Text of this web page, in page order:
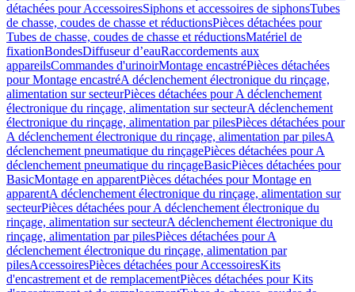
détachées pour AccessoiresSiphons et accessoires de siphonsTubes
de chasse, coudes de chasse et réductionsPièces détachées pour
Tubes de chasse, coudes de chasse et réductionsMatériel de
fixationBondesDiffuseur d’eauRaccordements aux
appareilsCommandes d'urinoirMontage encastréPièces détachées
pour Montage encastréA déclenchement électronique du rinçage,
alimentation sur secteurPièces détachées pour A déclenchement
électronique du rinçage, alimentation sur secteurA déclenchement
électronique du rinçage, alimentation par pilesPièces détachées pour
A déclenchement électronique du rinçage, alimentation par pilesA
déclenchement pneumatique du rinçagePièces détachées pour A
déclenchement pneumatique du rinçageBasicPièces détachées pour
BasicMontage en apparentPièces détachées pour Montage en
apparentA déclenchement électronique du rinçage, alimentation sur
secteurPièces détachées pour A déclenchement électronique du
rinçage, alimentation sur secteurA déclenchement électronique du
rinçage, alimentation par pilesPièces détachées pour A
déclenchement électronique du rinçage, alimentation par
pilesAccessoiresPièces détachées pour AccessoiresKits
d'encastrement et de remplacementPièces détachées pour Kits